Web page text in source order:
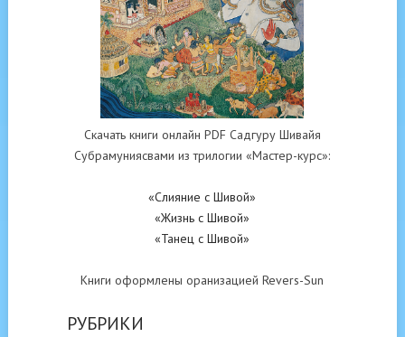
Скачать книги онлайн PDF Садгуру Шивайя
Субрамуниясвами из трилогии «Мастер-курс»:
«Слияние с Шивой»
«Жизнь с Шивой»
«Танец с Шивой»
Книги оформлены оранизацией Revers-Sun
РУБРИКИ